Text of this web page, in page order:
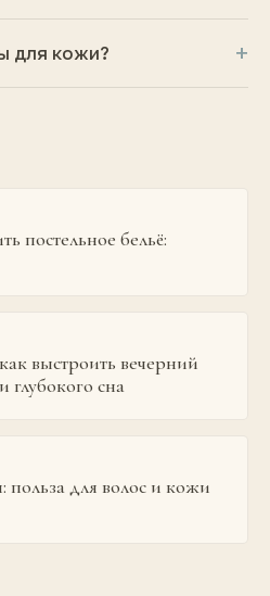
для кожи? +
постельное бельё:
выстроить вечерний
глубокого сна
польза для волос и кожи